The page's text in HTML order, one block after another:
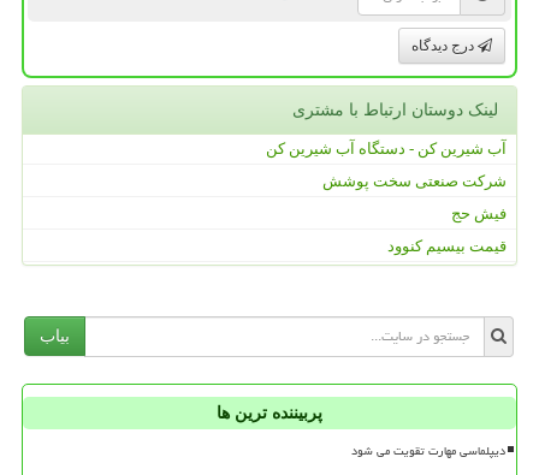
درج دیدگاه
لینک دوستان ارتباط با مشتری
آب شیرین کن - دستگاه آب شیرین کن
شرکت صنعتی سخت پوشش
فیش حج
قیمت بیسیم کنوود
بیاب
پربیننده ترین ها
دیپلماسی مهارت تقویت می شود